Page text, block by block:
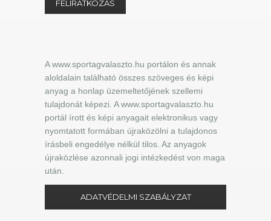
A www.sportagvalaszto.hu portálon és annak
aloldalain található összes szöveges és képi
anyag a honlap üzemeltetőjének szellemi
tulajdonát képezi. A www.sportagvalaszto.hu
portál írott és képi anyagait elektronikus vagy
nyomtatott formában újraközölni a tulajdonos
írásbeli engedélye nélkül tilos. Az anyagok
újraközlése azonnali jogi intézkedést von maga
után.
ADATVÉDELMI SZABÁLYZAT